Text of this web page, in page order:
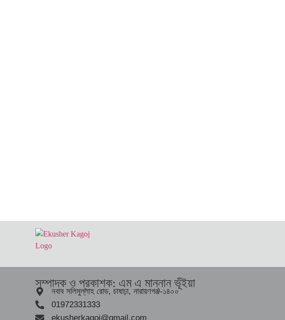
সম্পাদক ও প্রকাশক: এম এ মান্নান ভূঁইয়া
নবাব সলিমুল্লাহ রোড, চাষাঢ়া, নারায়ণগঞ্জ-১৪০০
01972331333
ekusherkagoj@gmail.com